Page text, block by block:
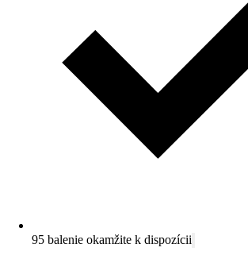
95 balenie okamžite k dispozícii